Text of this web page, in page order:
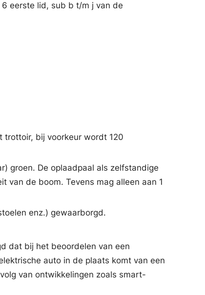
eerste lid, sub b t/m j van de
bij voorkeur wordt 120
groen. De oplaadpaal als zelfstandige
van de boom. Tevens mag alleen aan 1
enz.) gewaarborgd.
dat bij het beoordelen van een
auto in de plaats komt van een
van ontwikkelingen zoals smart-